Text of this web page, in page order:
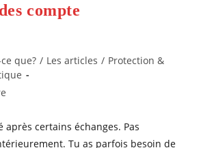
compte
que? / Les articles / Protection &
après certains échanges. Pas
Tu as parfois besoin de